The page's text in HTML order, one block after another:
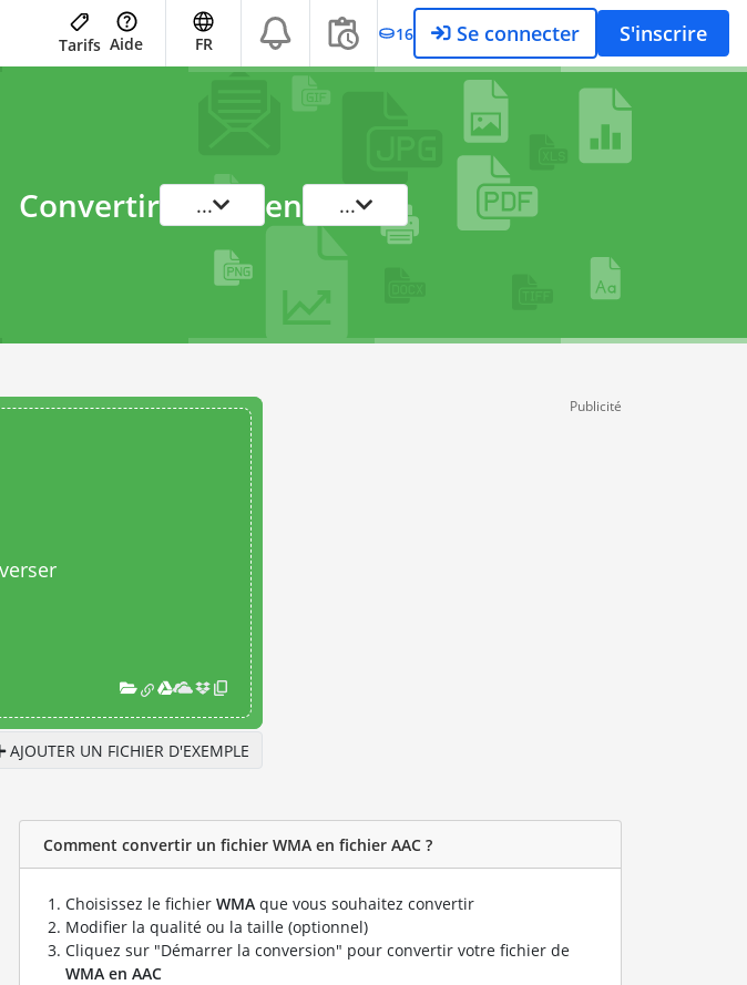
Tarifs Aide FR 16 Se connecter S'inscrire
Convertir ... en ...
AJOUTER UN FICHIER D'EXEMPLE
Publicité
Comment convertir un fichier WMA en fichier AAC ?
Choisissez le fichier WMA que vous souhaitez convertir
Modifier la qualité ou la taille (optionnel)
Cliquez sur "Démarrer la conversion" pour convertir votre fichier de
WMA en AAC